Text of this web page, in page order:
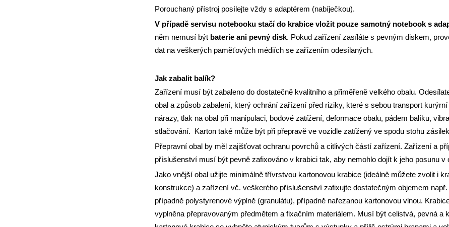
Porouchaný přístroj posílejte vždy s adaptérem (nabíječkou).
V případě servisu notebookustačí do krabice vložit pouze samotný notebook s
něm nemusí být baterie ani pevný disk. Pokud zařízení zasíláte s pevným diskem,
dat na veškerých paměťových médiích se zařízením odesílaných.
Jak zabalit balík?
Zařízení musí být zabaleno do dostatečně kvalitního a přiměřeně velkého obalu.
obal a způsob zabalení, který ochrání zařízení před riziky, které s sebou transport
nárazy, tlak na obal při manipulaci, bodové zatížení, deformace obalu, pádem balíku,
stlačování. Karton také může být při přepravě ve vozidle zatížený ve spodu stohu
Přepravní obal by měl zajišťovat ochranu povrchů a citlivých částí zařízení. Zařízení a
příslušenství musí být pevně zafixováno v krabici tak, aby nemohlo dojít k jeho posunu v
Jako vnější obal užijte minimálně třívrstvou kartonovou krabice (ideálně můžete zvolit i
konstrukce) a zařízení vč. veškerého příslušenství zafixujte dostatečným objemem např.
případně polystyrenové výplně (granulátu), případně nařezanou kartonovou vlnou.
vyplněna přepravovaným předmětem a fixačním materiálem. Musí být celistvá, pevná a